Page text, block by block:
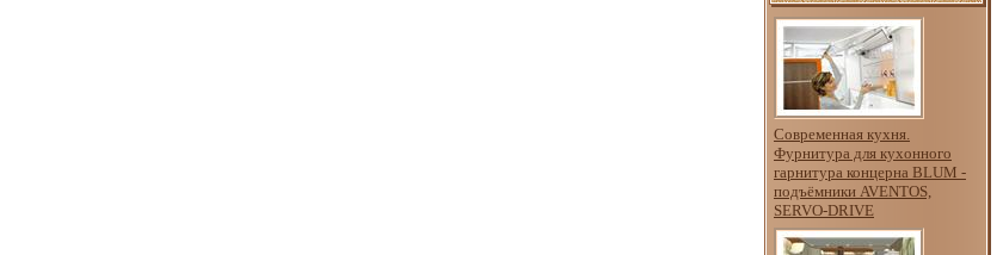
Современная кухня.
Фурнитура для кухонного
гарнитура концерна BLUM -
подъёмники AVENTOS,
SERVO-DRIVE